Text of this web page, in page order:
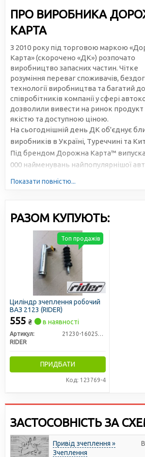
ПРО ВИРОБНИКА
КАРТА
З 2010 року під торговою маркою
Карта» (скорочено «ДК») розпочато
виробництво запасних частин. Чітке
розуміння переваг споживачів,
технології виробництва та багатий
співробітників компанії у сфері
дозволили вивести на ринок продукт
якістю та доступною ціною.
На сьогоднішній день ДК об'єднує
виробників в Україні, Туреччині та
Під брендом Дорожна Карта™
000 найменувань найпопулярнішої
Показати повністю...
РАЗОМ КУПУЮТЬ:
Циліндр зчеплення робочий
ВАЗ 2123 (RIDER)
555 ₴ в наявності
Артикул:
21230-1602510-01
RIDER
ПРИДБАТИ
Код: 123769-4
Топ продажів
ЗАСТОСОВНІСТЬ ЗА
Привід зчеплення »
Зчеплення